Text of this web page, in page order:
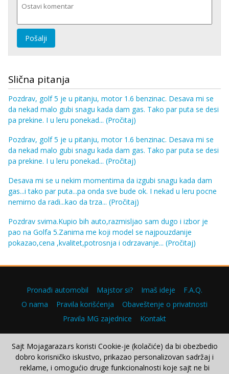
Pošalji
Slična pitanja
Pozdrav, golf 5 je u pitanju, motor 1.6 benzinac. Desava mi se
da nekad malo gubi snagu kada dam gas. Tako par puta se desi
pa prekine. I u leru ponekad... (Pročitaj)
Pozdrav, golf 5 je u pitanju, motor 1.6 benzinac. Desava mi se
da nekad malo gubi snagu kada dam gas. Tako par puta se desi
pa prekine. I u leru ponekad... (Pročitaj)
Desava mi se u nekim momentima da izgubi snagu kada dam
gas...i tako par puta...pa onda sve bude ok. I nekad u leru pocne
nemirno da radi...kao da trza... (Pročitaj)
Pozdrav svima.Kupio bih auto,razmisljao sam dugo i izbor je
pao na Golfa 5.Zanima me koji model se najpouzdanije
pokazao,cena ,kvalitet,potrosnja i odrzavanje... (Pročitaj)
Pronađi automobil Majstor si? Imaš ideje
F.A.Q.
O nama
Pravila korišćenja
Obaveštenje o privatnosti
Pravila MG zajednice
Kontakt
Copyright © 2000–2026.
Sajt Mojagaraza.rs koristi Cookie-je (kolačiće) da bi obezbedio
dobro korisničko iskustvo, prikazao personalizovan sadržaj i
reklame, i omogućio druge funkcionalnosti koje sajt ne bi